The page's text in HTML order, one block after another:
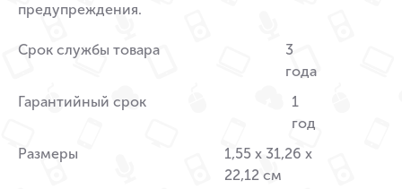
предупреждения.
Срок службы товара
3
года
Гарантийный срок
1
год
Размеры
1,55 x 31,26 x
22,12 см